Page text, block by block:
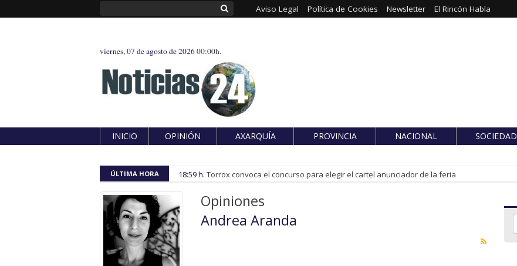
Aviso Legal Política de Cookies Newsletter El Rincón Habla
viernes, 07 de agosto de 202600:00h.
INICIO OPINIÓN AXARQUÍA PROVINCIA NACIONAL SOCIEDAD
ÚLTIMA HORA 18:59 h. Torrox convoca el concurso para elegir el cartel anunciador de la feria
Opiniones
Andrea Aranda